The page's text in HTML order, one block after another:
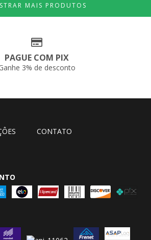
MAIS PRODUTOS
PAGUE COM PIX
3% de desconto
CONTATO